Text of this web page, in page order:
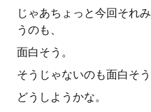
じゃあちょっと今回それ
うのも、
面白そう。
そうじゃないのも面白そう
どうしようかな。